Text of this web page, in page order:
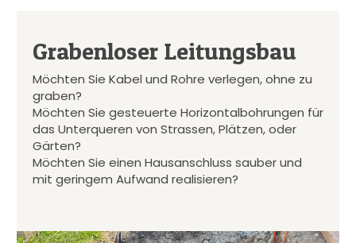
Grabenloser Leitungsbau
Möchten Sie Kabel und Rohre verlegen, ohne zu
graben?
Möchten Sie gesteuerte Horizontalbohrungen für
das Unterqueren von Strassen, Plätzen, oder
Gärten?
Möchten Sie einen Hausanschluss sauber und
mit geringem Aufwand realisieren?